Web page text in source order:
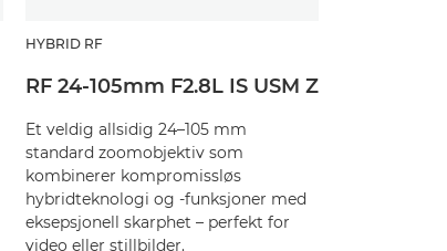
HYBRID RF
RF 24-105mm F2.8L IS USM Z
Et veldig allsidig 24–105 mm
standard zoomobjektiv som
kombinerer kompromissløs
hybridteknologi og -funksjoner med
eksepsjonell skarphet – perfekt for
video eller stillbilder.